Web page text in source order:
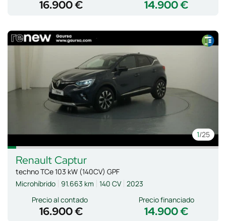
16.900 € 14.900 €
1/25
Renault Captur
techno TCe 103 kW (140CV) GPF
Microhíbrido
91.663 km 140 CV 2023
Precio al contado
16.900 € 14.900 €
Precio financiado